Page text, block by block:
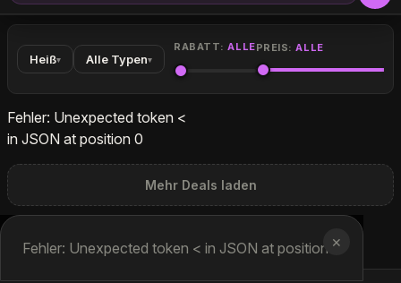
Heiß▾ Alle Typen▾
RABATT:ALLEPREIS:ALLE
Fehler: Unexpected token <
in JSON at position 0
Mehr Deals laden
✕
Fehler: Unexpected token < in JSON at position 0